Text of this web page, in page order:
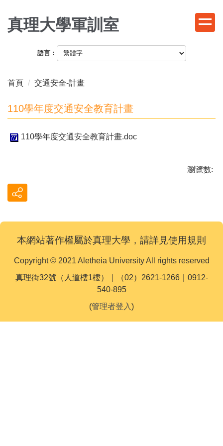
到
主
區
真理大學軍訓室
語言：
首頁 交通安全-計畫
110學年度交通安全教育計畫
110學年度交通安全教育計畫.doc
瀏覽數:
本網站著作權屬於真理大學，請詳見使用規則
Copyright © 2021 Aletheia University All rights reserved
真理街32號（人道樓1樓）｜（02）2621-1266｜0912-
540-895
(管理者登入)